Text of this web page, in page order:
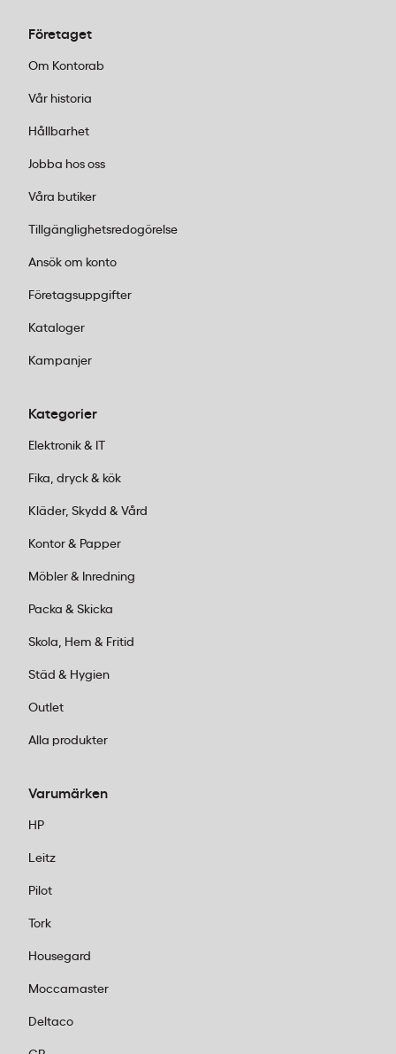
Företaget
Om Kontorab
Vår historia
Hållbarhet
Jobba hos oss
Våra butiker
Tillgänglighetsredogörelse
Ansök om konto
Företagsuppgifter
Kataloger
Kampanjer
Kategorier
Elektronik & IT
Fika, dryck & kök
Kläder, Skydd & Vård
Kontor & Papper
Möbler & Inredning
Packa & Skicka
Skola, Hem & Fritid
Städ & Hygien
Outlet
Alla produkter
Varumärken
HP
Leitz
Pilot
Tork
Housegard
Moccamaster
Deltaco